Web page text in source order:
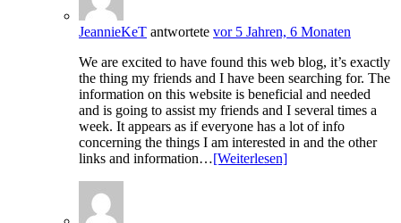
JeannieKeT antwortete vor 5 Jahren, 6 Monaten
We are excited to have found this web blog, it’s exactly
the thing my friends and I have been searching for. The
information on this website is beneficial and needed
and is going to assist my friends and I several times a
week. It appears as if everyone has a lot of info
concerning the things I am interested in and the other
links and information…[Weiterlesen]